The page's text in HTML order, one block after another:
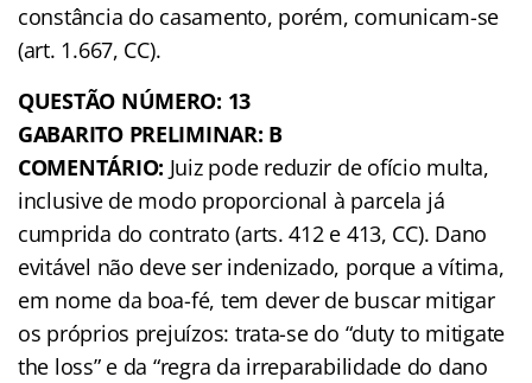
constância do casamento, porém, comunicam-se
(art. 1.667, CC).
QUESTÃO NÚMERO: 13
GABARITO PRELIMINAR: B
COMENTÁRIO: Juiz pode reduzir de ofício multa,
inclusive de modo proporcional à parcela já
cumprida do contrato (arts. 412 e 413, CC). Dano
evitável não deve ser indenizado, porque a vítima,
em nome da boa-fé, tem dever de buscar mitigar
os próprios prejuízos: trata-se do “duty to mitigate
the loss” e da “regra da irreparabilidade do dano